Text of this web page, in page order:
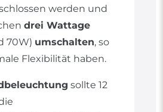
werden und
drei Wattage
70W) umschalten, so
Flexibilität haben.
sollte 12